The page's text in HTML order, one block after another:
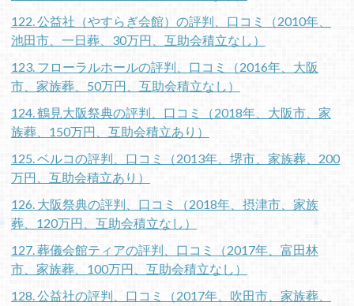
122. 公益社（やすらぎ会館）の評判、口コミ（2010年、
池田市、一日葬、30万円、互助会積立なし）
123. フローラルホールの評判、口コミ（2016年、大阪
市、家族葬、50万円、互助会積立なし）
124. 鶴見大阪祭典の評判、口コミ（2018年、大阪市、家
族葬、150万円、互助会積立あり）
125. ベルコの評判、口コミ（2013年、堺市、家族葬、200
万円、互助会積立あり）
126. 大阪祭典の評判、口コミ（2018年、摂津市、家族
葬、120万円、互助会積立なし）
127. 葬儀会館ティアの評判、口コミ（2017年、富田林
市、家族葬、100万円、互助会積立なし）
128. 公益社の評判、口コミ（2017年、吹田市、家族葬、